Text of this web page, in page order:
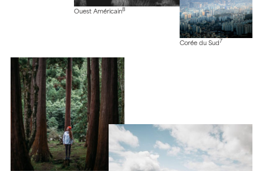
Ouest Américain8
Corée du Sud 7